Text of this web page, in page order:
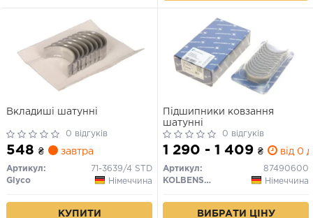
Вкладиші шатунні
0 відгуків
548 ₴ завтра
Артикул:
71-3639/4 STD
Glyco
Німеччина
КУПИТИ
Підшипники ковзання
шатунні
0 відгуків
1 290 - 1 409 ₴ від 0
Артикул:
87490600
KOLBENSCHMIDT
Німеччина
ВИБРАТИ ЦІНУ